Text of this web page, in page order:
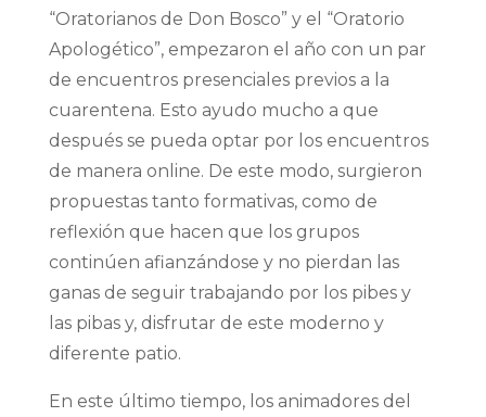
“Oratorianos de Don Bosco” y el “Oratorio
Apologético”, empezaron el año con un par
de encuentros presenciales previos a la
cuarentena. Esto ayudo mucho a que
después se pueda optar por los encuentros
de manera online. De este modo, surgieron
propuestas tanto formativas, como de
reflexión que hacen que los grupos
continúen afianzándose y no pierdan las
ganas de seguir trabajando por los pibes y
las pibas y, disfrutar de este moderno y
diferente patio.
En este último tiempo, los animadores del